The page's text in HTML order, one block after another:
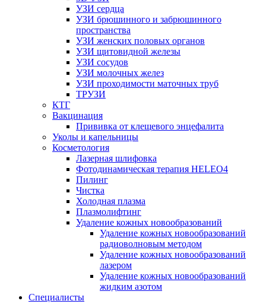
УЗИ сердца
УЗИ брюшинного и забрюшинного
пространства
УЗИ женских половых органов
УЗИ щитовидной железы
УЗИ сосудов
УЗИ молочных желез
УЗИ проходимости маточных труб
ТРУЗИ
КТГ
Вакцинация
Прививка от клещевого энцефалита
Уколы и капельницы
Косметология
Лазерная шлифовка
Фотодинамическая терапия HELEO4
Пилинг
Чистка
Холодная плазма
Плазмолифтинг
Удаление кожных новообразований
Удаление кожных новообразований
радиоволновым методом
Удаление кожных новообразований
лазером
Удаление кожных новообразований
жидким азотом
Специалисты